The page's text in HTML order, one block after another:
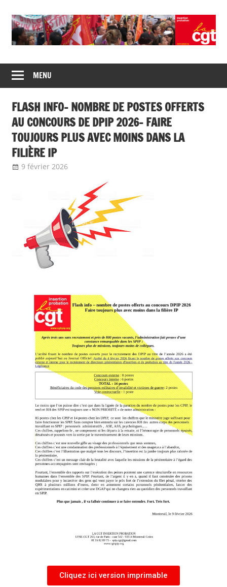
CGT
insertion
probation
de
syndicats
CGT
insertion
probation
MENU
FLASH INFO- NOMBRE DE POSTES OFFERTS
AU CONCOURS DE DPIP 2026- FAIRE
TOUJOURS PLUS AVEC MOINS DANS LA
FILIÈRE IP
9 février 2026
Cliquez ici version imprimable